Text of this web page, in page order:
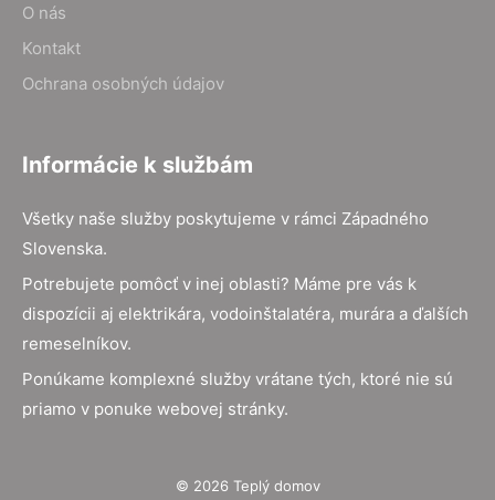
O nás
Kontakt
Ochrana osobných údajov
Informácie k službám
Všetky naše služby poskytujeme v rámci Západného
Slovenska.
Potrebujete pomôcť v inej oblasti? Máme pre vás k
dispozícii aj elektrikára, vodoinštalatéra, murára a ďalších
remeselníkov.
Ponúkame komplexné služby vrátane tých, ktoré nie sú
priamo v ponuke webovej stránky.
© 2026 Teplý domov